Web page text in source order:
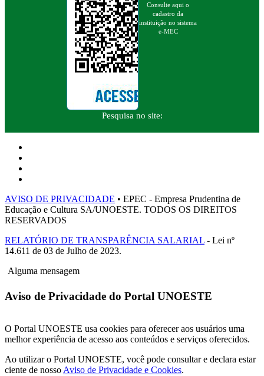
Consulte aqui o
cadastro da
instituição no sistema
e-MEC
Pesquisa no site:
AVISO DE PRIVACIDADE • EPEC - Empresa Prudentina de
Educação e Cultura SA/UNOESTE. TODOS OS DIREITOS
RESERVADOS
RELATÓRIO DE TRANSPARÊNCIA SALARIAL - Lei nº
14.611 de 03 de Julho de 2023.
Alguma mensagem
Aviso de Privacidade do Portal UNOESTE
O Portal UNOESTE usa cookies para oferecer aos usuários uma
melhor experiência de acesso aos conteúdos e serviços oferecidos.
Ao utilizar o Portal UNOESTE, você pode consultar e declara estar
ciente de nosso Aviso de Privacidade e Cookies.